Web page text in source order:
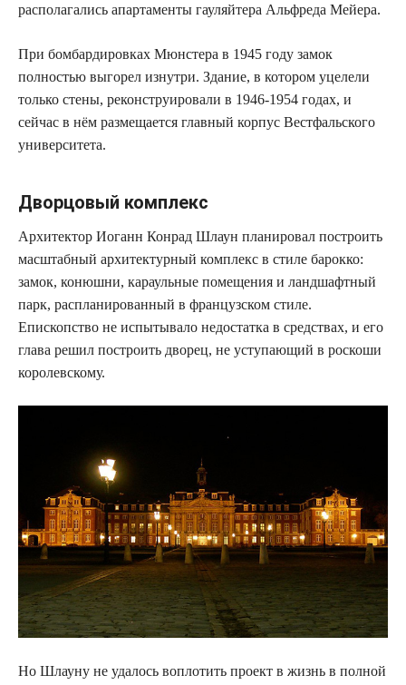
располагались апартаменты гауляйтера Альфреда Мейера.
При бомбардировках Мюнстера в 1945 году замок
полностью выгорел изнутри. Здание, в котором уцелели
только стены, реконструировали в 1946-1954 годах, и
сейчас в нём размещается главный корпус Вестфальского
университета.
Дворцовый комплекс
Архитектор Иоганн Конрад Шлаун планировал построить
масштабный архитектурный комплекс в стиле барокко:
замок, конюшни, караульные помещения и ландшафтный
парк, распланированный в французском стиле.
Епископство не испытывало недостатка в средствах, и его
глава решил построить дворец, не уступающий в роскоши
королевскому.
Но Шлауну не удалось воплотить проект в жизнь в полной